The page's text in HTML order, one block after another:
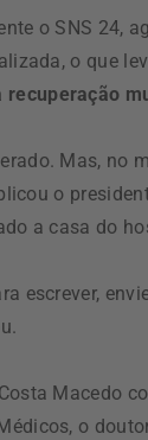
o SNS 24,
o que
Mas, no
o
a casa do
escrever,
Macedo
o